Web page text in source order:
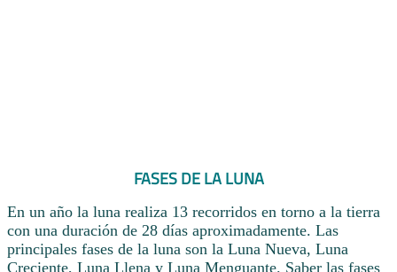
FASES DE LA LUNA
En un año la luna realiza 13 recorridos en torno a la tierra
con una duración de 28 días aproximadamente. Las
principales fases de la luna son la Luna Nueva, Luna
Creciente, Luna Llena y Luna Menguante. Saber las fases